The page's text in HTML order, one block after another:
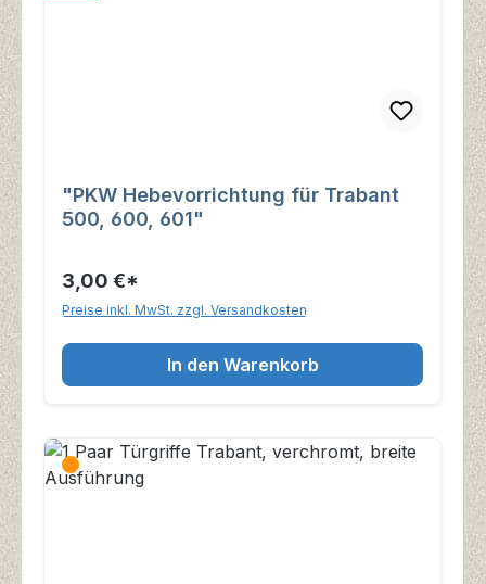
"PKW Hebevorrichtung für Trabant
500, 600, 601"
3,00 €*
Preise inkl. MwSt. zzgl. Versandkosten
In den Warenkorb